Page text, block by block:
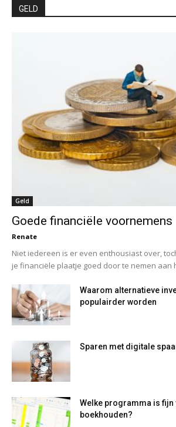
GELD
Geld
Goede financiële voornemens
Renate
Niet iedereen is er even enthousiast over,
je financiële plaatje goed door te nemen aan
Waarom alternatieve
populairder worden
Sparen met digitale
Welke programma is fijn
boekhouden?